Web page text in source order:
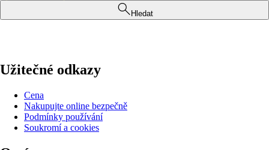
Hledat
Užitečné odkazy
Cena
Nakupujte online bezpečně
Podmínky používání
Soukromí a cookies